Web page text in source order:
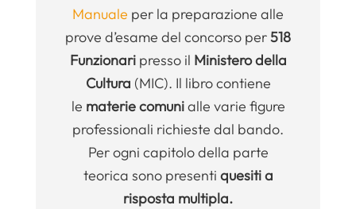
Manuale per la preparazione alle
prove d’esame del concorso per518
Funzionari presso il Ministero della
Cultura (MIC). Il libro contiene
le materie comunialle varie figure
professionali richieste dal bando.
Per ogni capitolo della parte
teorica sono presenti quesiti a
risposta multipla.